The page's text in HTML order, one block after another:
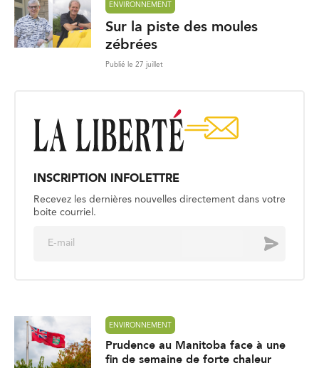
ENVIRONNEMENT
Sur la piste des moules
zébrées
Publié le 27 juillet
INSCRIPTION INFOLETTRE
Recevez les dernières nouvelles directement dans votre
boite courriel.
Envoyer
ENVIRONNEMENT
Prudence au Manitoba face à une
fin de semaine de forte chaleur